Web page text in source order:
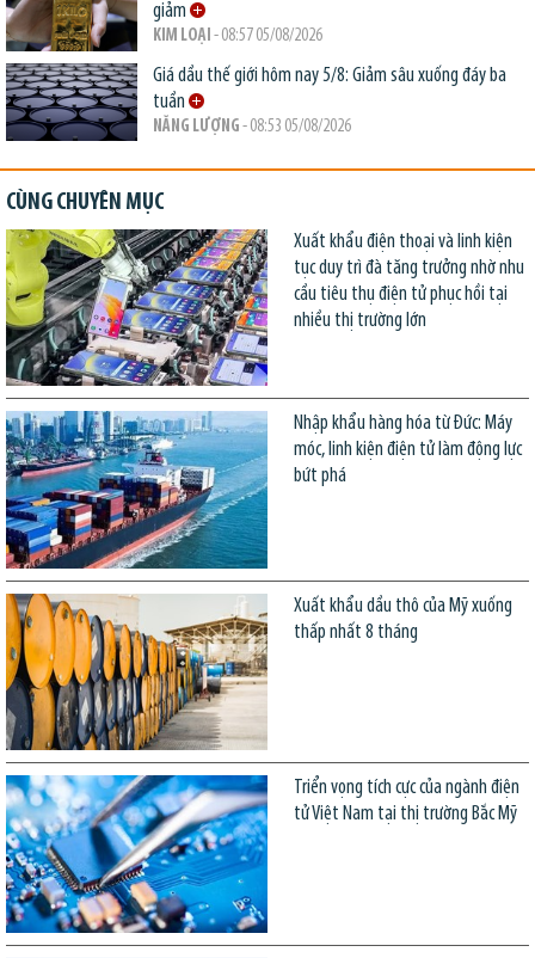
giảm
KIM LOẠI - 08:57 05/08/2026
Giá dầu thế giới hôm nay 5/8: Giảm sâu xuống đáy ba
tuần
NĂNG LƯỢNG - 08:53 05/08/2026
CÙNG CHUYÊN MỤC
Xuất khẩu điện thoại và linh kiện
tục duy trì đà tăng trưởng nhờ nhu
cầu tiêu thụ điện tử phục hồi tại
nhiều thị trường lớn
Nhập khẩu hàng hóa từ Đức: Máy
móc, linh kiện điện tử làm động lực
bứt phá
Xuất khẩu dầu thô của Mỹ xuống
thấp nhất 8 tháng
Triển vọng tích cực của ngành điện
tử Việt Nam tại thị trường Bắc Mỹ